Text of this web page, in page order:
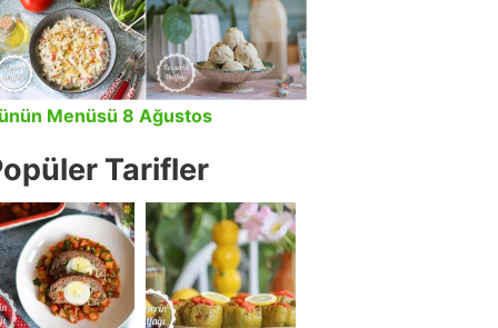
Menüsü 8 Ağustos
Tarifler